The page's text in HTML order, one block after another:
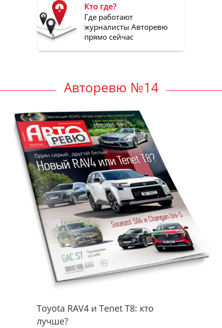
Кто где?
Где работают
журналисты Авторевю
прямо сейчас
Авторевю №14
Toyota RAV4 и Tenet T8: кто
лучше?